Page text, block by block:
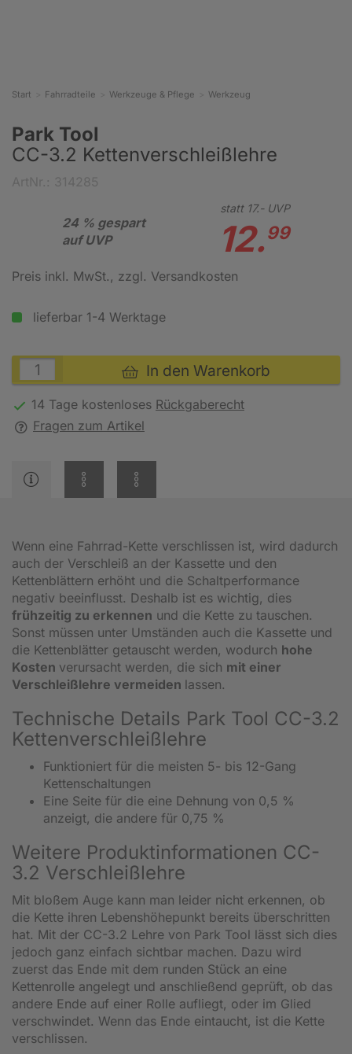
Start Fahrradteile Werkzeuge & Pflege Werkzeug
Park Tool
CC-3.2 Kettenverschleißlehre
24 % gespart
auf UVP
statt 17.-UVP
12.99
Preis inkl. MwSt., zzgl. Versandkosten
lieferbar 1-4 Werktage
In den Warenkorb
14 Tage kostenloses Rückgaberecht
Fragen zum Artikel
Wenn eine Fahrrad-Kette verschlissen ist, wird dadurch
auch der Verschleiß an der Kassette und den
Kettenblättern erhöht und die Schaltperformance
negativ beeinflusst. Deshalb ist es wichtig, dies
frühzeitig zu erkennen und die Kette zu tauschen.
Sonst müssen unter Umständen auch die Kassette und
die Kettenblätter getauscht werden, wodurch hohe
Kosten verursacht werden, die sich mit einer
Verschleißlehre vermeiden lassen.
Technische Details Park Tool CC-3.2
Kettenverschleißlehre
Funktioniert für die meisten 5- bis 12-Gang
Kettenschaltungen
Eine Seite für die eine Dehnung von 0,5 %
anzeigt, die andere für 0,75 %
Weitere Produktinformationen CC-
3.2 Verschleißlehre
Mit bloßem Auge kann man leider nicht erkennen, ob
die Kette ihren Lebenshöhepunkt bereits überschritten
hat. Mit der CC-3.2 Lehre von Park Tool lässt sich dies
jedoch ganz einfach sichtbar machen. Dazu wird
zuerst das Ende mit dem runden Stück an eine
Kettenrolle angelegt und anschließend geprüft, ob das
andere Ende auf einer Rolle aufliegt, oder im Glied
verschwindet. Wenn das Ende eintaucht, ist die Kette
verschlissen.